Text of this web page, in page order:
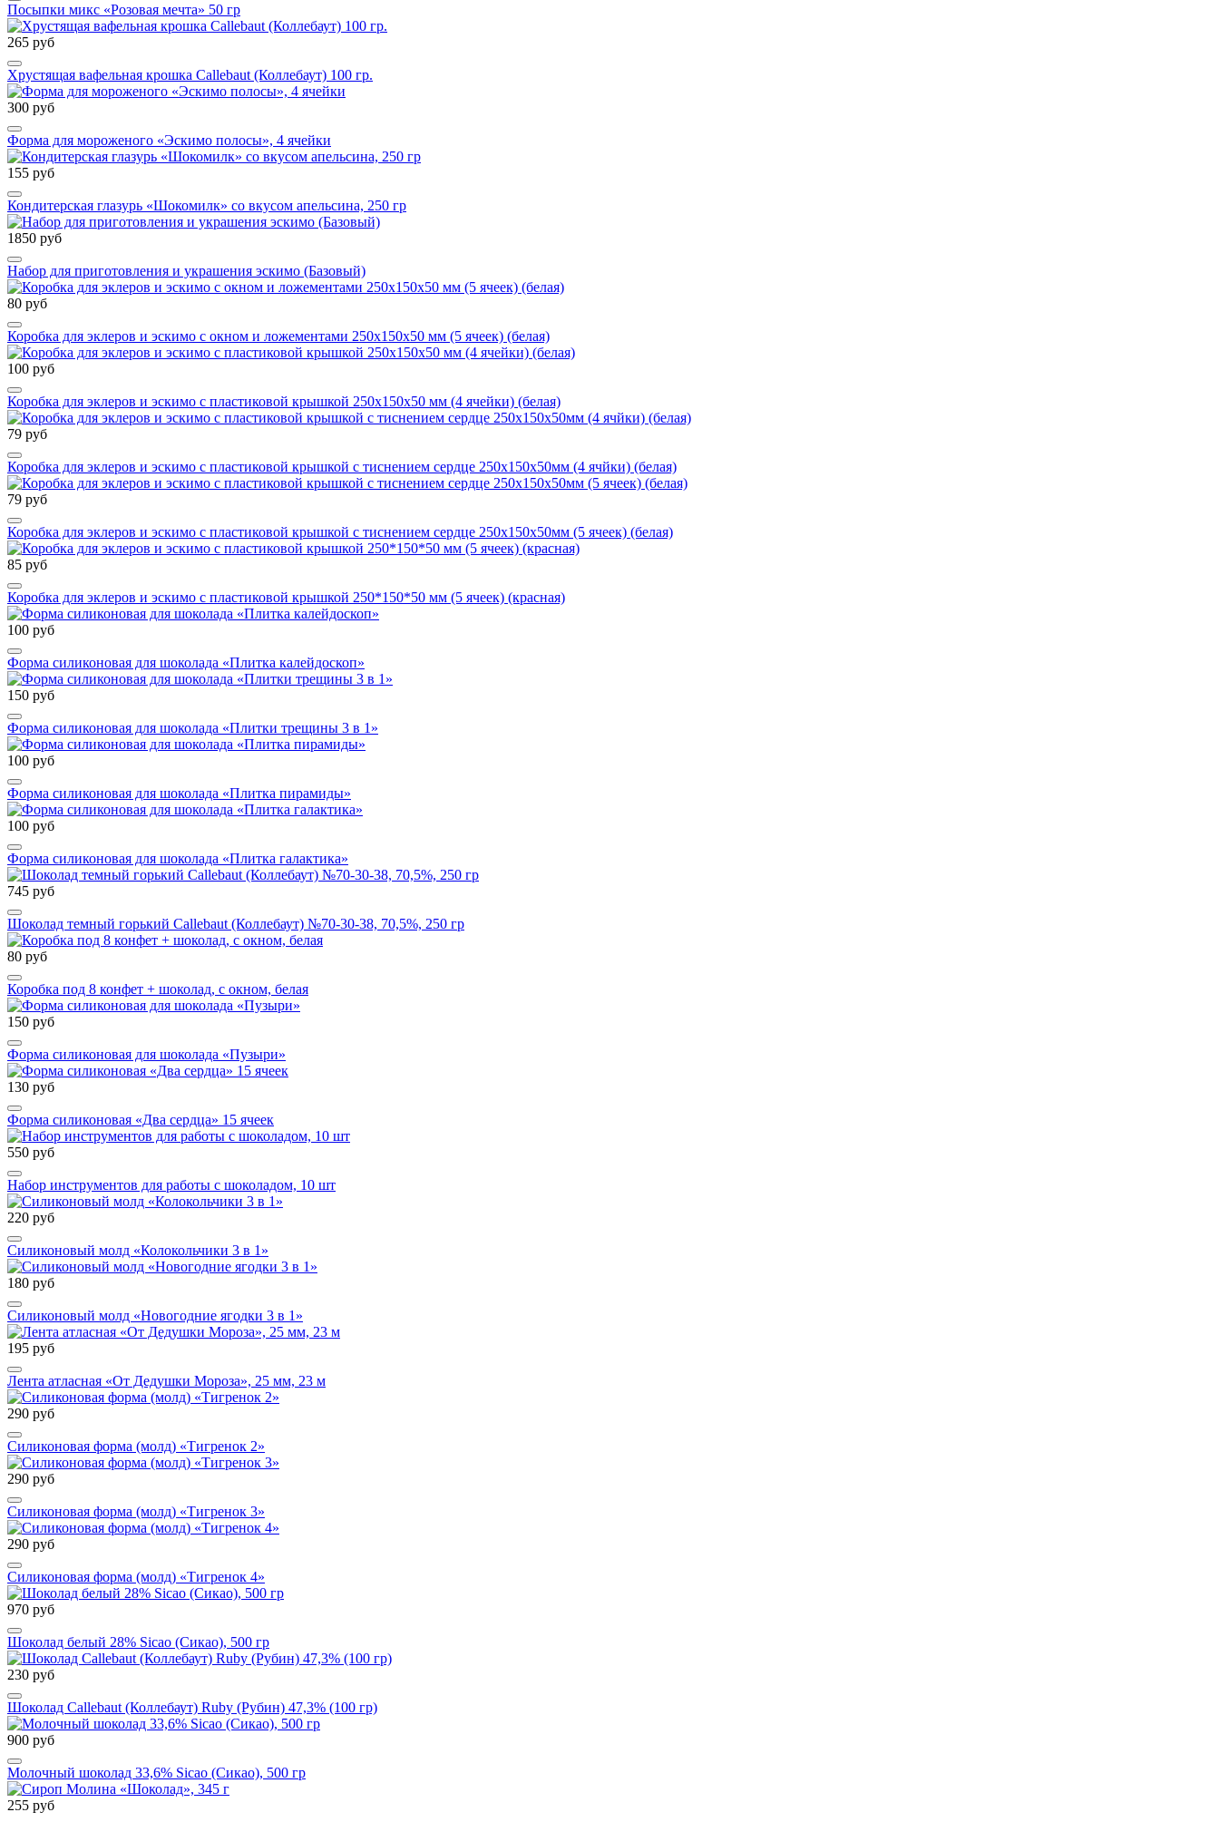
Посыпки микс «Розовая мечта» 50 гр
265 руб
Хрустящая вафельная крошка Callebaut (Коллебаут) 100 гр.
300 руб
Форма для мороженого «Эскимо полосы», 4 ячейки
155 руб
Кондитерская глазурь «Шокомилк» со вкусом апельсина, 250 гр
1850 руб
Набор для приготовления и украшения эскимо (Базовый)
80 руб
Коробка для эклеров и эскимо с окном и ложементами 250х150х50 мм (5 ячеек) (белая)
100 руб
Коробка для эклеров и эскимо с пластиковой крышкой 250х150х50 мм (4 ячейки) (белая)
79 руб
Коробка для эклеров и эскимо с пластиковой крышкой с тиснением сердце 250х150х50мм (4 ячйки) (белая)
79 руб
Коробка для эклеров и эскимо с пластиковой крышкой с тиснением сердце 250х150х50мм (5 ячеек) (белая)
85 руб
Коробка для эклеров и эскимо с пластиковой крышкой 250*150*50 мм (5 ячеек) (красная)
100 руб
Форма силиконовая для шоколада «Плитка калейдоскоп»
150 руб
Форма силиконовая для шоколада «Плитки трещины 3 в 1»
100 руб
Форма силиконовая для шоколада «Плитка пирамиды»
100 руб
Форма силиконовая для шоколада «Плитка галактика»
745 руб
Шоколад темный горький Callebaut (Коллебаут) №70-30-38, 70,5%, 250 гр
80 руб
Коробка под 8 конфет + шоколад, с окном, белая
150 руб
Форма силиконовая для шоколада «Пузыри»
130 руб
Форма силиконовая «Два сердца» 15 ячеек
550 руб
Набор инструментов для работы с шоколадом, 10 шт
220 руб
Силиконовый молд «Колокольчики 3 в 1»
180 руб
Силиконовый молд «Новогодние ягодки 3 в 1»
195 руб
Лента атласная «От Дедушки Мороза», 25 мм, 23 м
290 руб
Силиконовая форма (молд) «Тигренок 2»
290 руб
Силиконовая форма (молд) «Тигренок 3»
290 руб
Силиконовая форма (молд) «Тигренок 4»
970 руб
Шоколад белый 28% Sicao (Сикао), 500 гр
230 руб
Шоколад Callebaut (Коллебаут) Ruby (Рубин) 47,3% (100 гр)
900 руб
Молочный шоколад 33,6% Sicao (Сикао), 500 гр
255 руб